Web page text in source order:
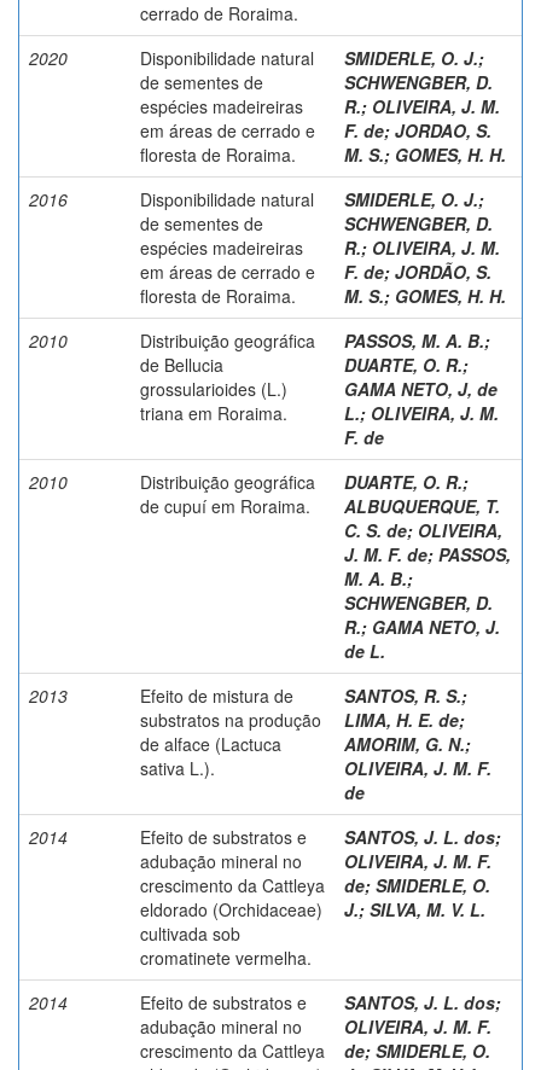
cerrado de Roraima.
2020
Disponibilidade natural
de sementes de
espécies madeireiras
em áreas de cerrado e
floresta de Roraima.
SMIDERLE, O. J.;
SCHWENGBER, D.
R.; OLIVEIRA, J. M.
F. de; JORDAO, S.
M. S.; GOMES, H. H.
2016
Disponibilidade natural
de sementes de
espécies madeireiras
em áreas de cerrado e
floresta de Roraima.
SMIDERLE, O. J.;
SCHWENGBER, D.
R.; OLIVEIRA, J. M.
F. de; JORDÃO, S.
M. S.; GOMES, H. H.
2010
Distribuição geográfica
de Bellucia
grossularioides (L.)
triana em Roraima.
PASSOS, M. A. B.;
DUARTE, O. R.;
GAMA NETO, J, de
L.; OLIVEIRA, J. M.
F. de
2010
Distribuição geográfica
de cupuí em Roraima.
DUARTE, O. R.;
ALBUQUERQUE, T.
C. S. de; OLIVEIRA,
J. M. F. de; PASSOS,
M. A. B.;
SCHWENGBER, D.
R.; GAMA NETO, J.
de L.
2013
Efeito de mistura de
substratos na produção
de alface (Lactuca
sativa L.).
SANTOS, R. S.;
LIMA, H. E. de;
AMORIM, G. N.;
OLIVEIRA, J. M. F.
de
2014
Efeito de substratos e
adubação mineral no
crescimento da Cattleya
eldorado (Orchidaceae)
cultivada sob
cromatinete vermelha.
SANTOS, J. L. dos;
OLIVEIRA, J. M. F.
de; SMIDERLE, O.
J.; SILVA, M. V. L.
2014
Efeito de substratos e
adubação mineral no
crescimento da Cattleya
SANTOS, J. L. dos;
OLIVEIRA, J. M. F.
de; SMIDERLE, O.